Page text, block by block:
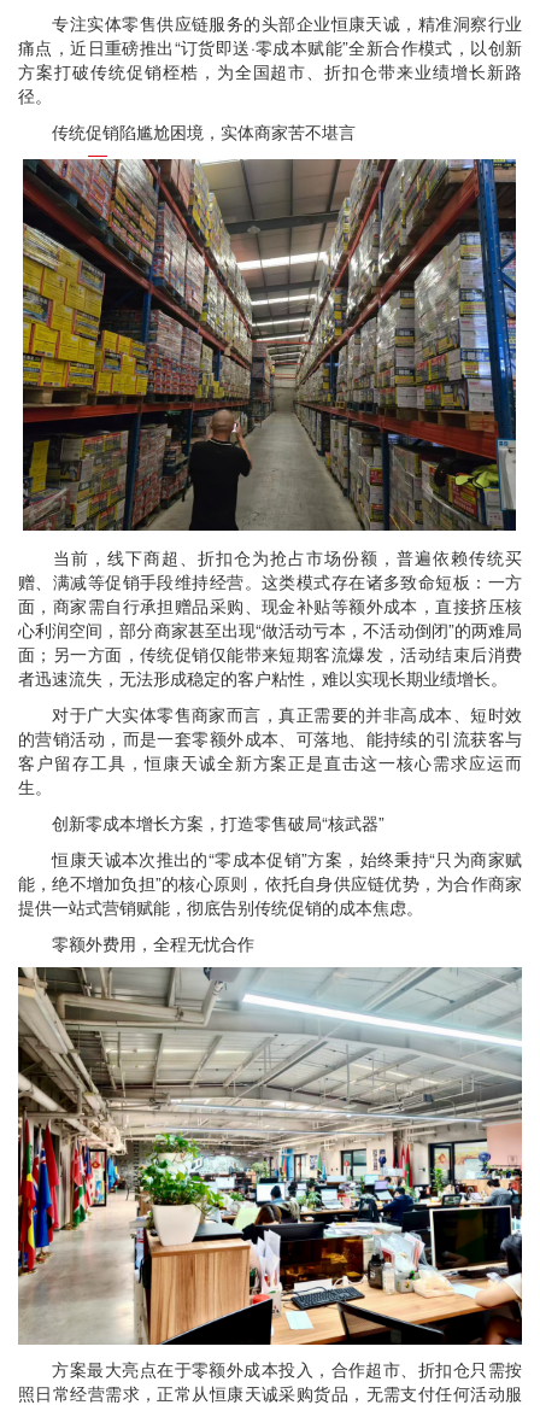
专注实体零售供应链服务的头部企业恒康天诚，精准洞察行业
痛点，近日重磅推出“订货即送·零成本赋能”全新合作模式，以创新
方案打破传统促销桎梏，为全国超市、折扣仓带来业绩增长新路
径。
传统促销陷尴尬困境，实体商家苦不堪言
当前，线下商超、折扣仓为抢占市场份额，普遍依赖传统买
赠、满减等促销手段维持经营。这类模式存在诸多致命短板：一方
面，商家需自行承担赠品采购、现金补贴等额外成本，直接挤压核
心利润空间，部分商家甚至出现“做活动亏本，不活动倒闭”的两难局
面；另一方面，传统促销仅能带来短期客流爆发，活动结束后消费
者迅速流失，无法形成稳定的客户粘性，难以实现长期业绩增长。
对于广大实体零售商家而言，真正需要的并非高成本、短时效
的营销活动，而是一套零额外成本、可落地、能持续的引流获客与
客户留存工具，恒康天诚全新方案正是直击这一核心需求应运而
生。
创新零成本增长方案，打造零售破局“核武器”
恒康天诚本次推出的“零成本促销”方案，始终秉持“只为商家赋
能，绝不增加负担”的核心原则，依托自身供应链优势，为合作商家
提供一站式营销赋能，彻底告别传统促销的成本焦虑。
零额外费用，全程无忧合作
方案最大亮点在于零额外成本投入，合作超市、折扣仓只需按
照日常经营需求，正常从恒康天诚采购货品，无需支付任何活动服